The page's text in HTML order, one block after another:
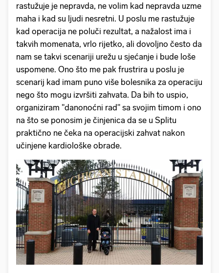
rastužuje je nepravda, ne volim kad nepravda uzme
maha i kad su ljudi nesretni. U poslu me rastužuje
kad operacija ne poluči rezultat, a nažalost ima i
takvih momenata, vrlo rijetko, ali dovoljno često da
nam se takvi scenariji urežu u sjećanje i bude loše
uspomene. Ono što me pak frustrira u poslu je
scenarij kad imam puno više bolesnika za operaciju
nego što mogu izvršiti zahvata. Da bih to uspio,
organiziram "danonoćni rad" sa svojim timom i ono
na što se ponosim je činjenica da se u Splitu
praktično ne čeka na operacijski zahvat nakon
učinjene kardiološke obrade.